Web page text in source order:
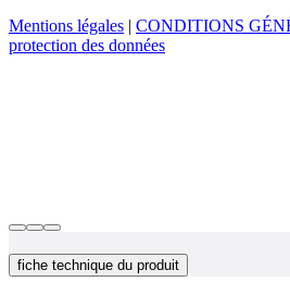
Mentions légales | CONDITIONS
protection des données
fiche technique du produit